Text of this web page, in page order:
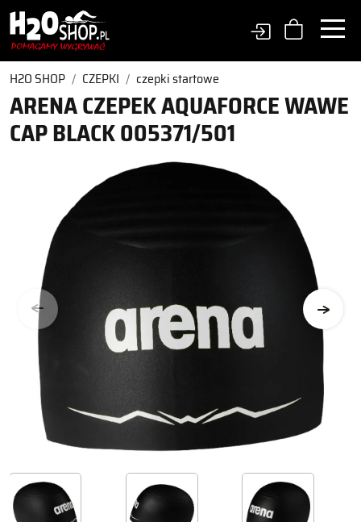
H2O SHOP CZEPKI czepki startowe
ARENA CZEPEK AQUAFORCE WAWE
CAP BLACK 005371/501